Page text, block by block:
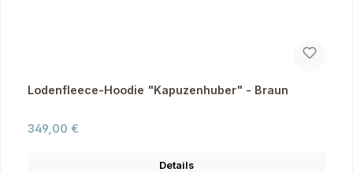
Lodenfleece-Hoodie "Kapuzenhuber" - Braun
Regulärer Preis:
349,00 €
Details